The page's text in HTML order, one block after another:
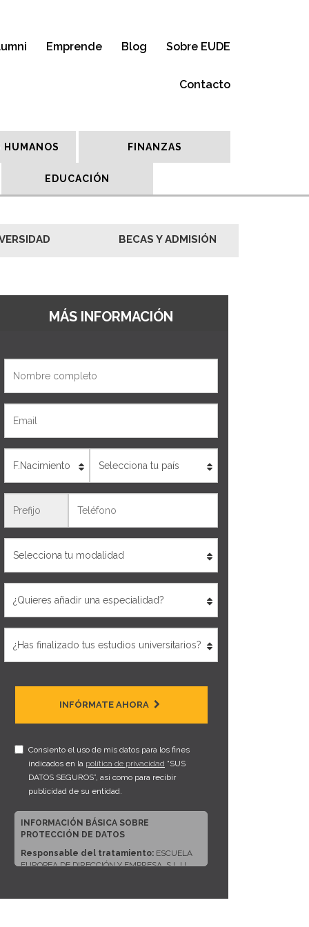
Emprende Blog Sobre EUDE
Contacto
HUMANOS FINANZAS
EDUCACIÓN
BECAS Y ADMISIÓN
MÁS INFORMACIÓN
INFÓRMATE AHORA
Consiento el uso de mis datos para los fines
indicados en la política de privacidad “SUS
DATOS SEGUROS”, así como para recibir
publicidad de su entidad.
INFORMACIÓN BÁSICA SOBRE
PROTECCIÓN DE DATOS
Responsable del tratamiento: ESCUELA
EUROPEA DE DIRECCIÓN Y EMPRESA, S.L.U.